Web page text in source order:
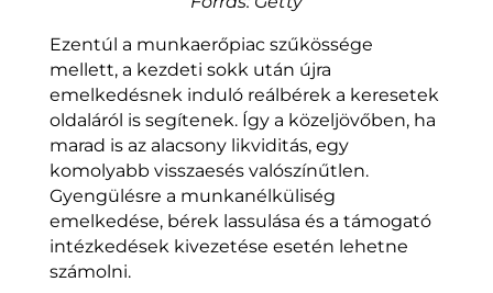
Ezentúl a munkaerőpiac szűkössége
mellett, a kezdeti sokk után újra
emelkedésnek induló reálbérek a keresetek
oldaláról is segítenek. Így a közeljövőben, ha
marad is az alacsony likviditás, egy
komolyabb visszaesés valószínűtlen.
Gyengülésre a munkanélküliség
emelkedése, bérek lassulása és a támogató
intézkedések kivezetése esetén lehetne
számolni.